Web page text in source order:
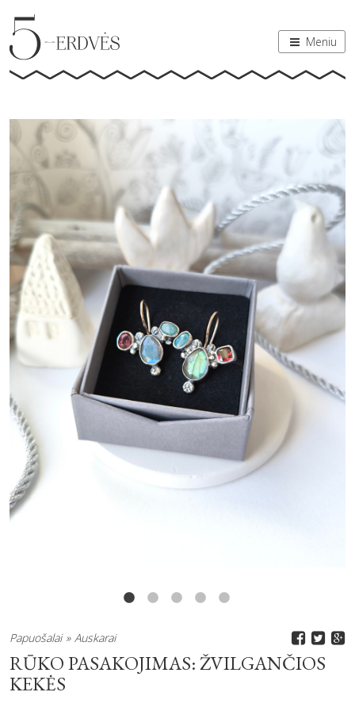
Meniu
Papuošalai Auskarai
RŪKO PASAKOJIMAS: ŽVILGANČIOS
KEKĖS